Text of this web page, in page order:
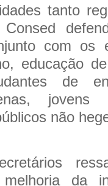
tanto
com os
educação
de
não
da